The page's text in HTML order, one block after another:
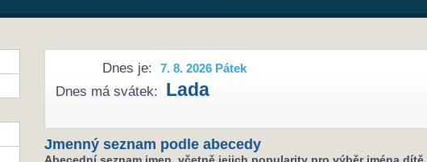
Dnes je: 7. 8. 2026 Pátek
Dnes má svátek: Lada
Jmenný seznam podle abecedy
Abecední seznam jmen, včetně jejich popularity pro výběr jména dítě.